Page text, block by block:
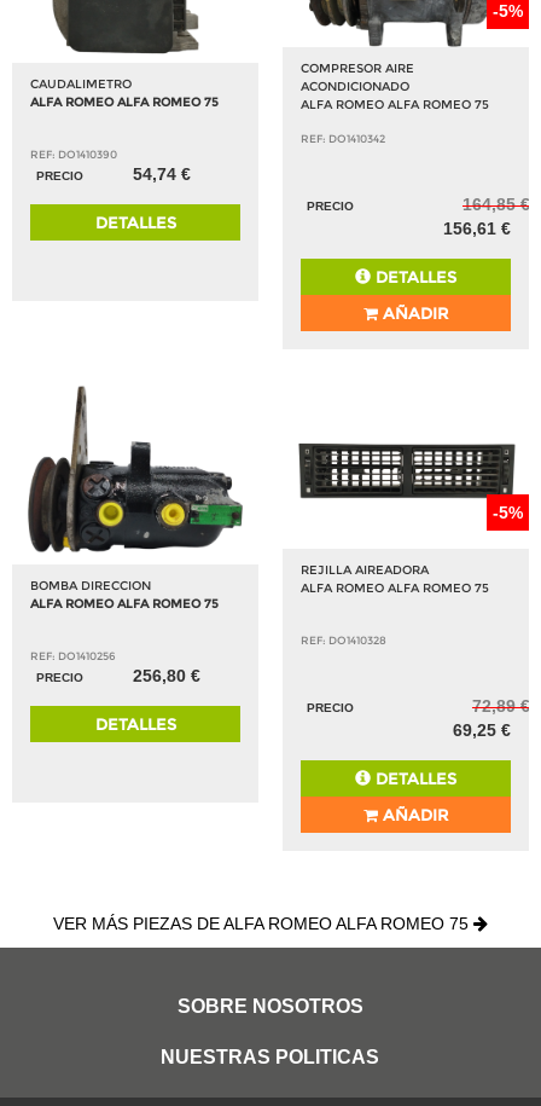
CAUDALIMETRO
ALFA ROMEO ALFA ROMEO 75
REF: DO1410390
PRECIO
54,74 €
DETALLES
-5%
COMPRESOR AIRE
ACONDICIONADO
ALFA ROMEO ALFA ROMEO 75
REF: DO1410342
PRECIO
164,85 €
156,61 €
DETALLES
AÑADIR
BOMBA DIRECCION
ALFA ROMEO ALFA ROMEO 75
REF: DO1410256
PRECIO
256,80 €
DETALLES
-5%
REJILLA AIREADORA
ALFA ROMEO ALFA ROMEO 75
REF: DO1410328
PRECIO
72,89 €
69,25 €
DETALLES
AÑADIR
VER MÁS PIEZAS DE ALFA ROMEO ALFA ROMEO 75
SOBRE NOSOTROS
NUESTRAS POLITICAS